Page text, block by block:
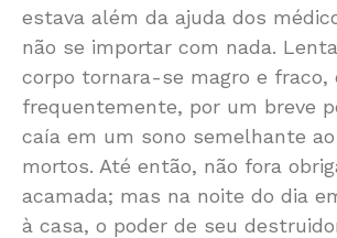
estava além da ajuda dos
não se importar com nada.
corpo tornara-se magro e fraco,
frequentemente, por um breve
caía em um sono semelhante
mortos. Até então, não fora
acamada; mas na noite do dia
à casa, o poder de seu